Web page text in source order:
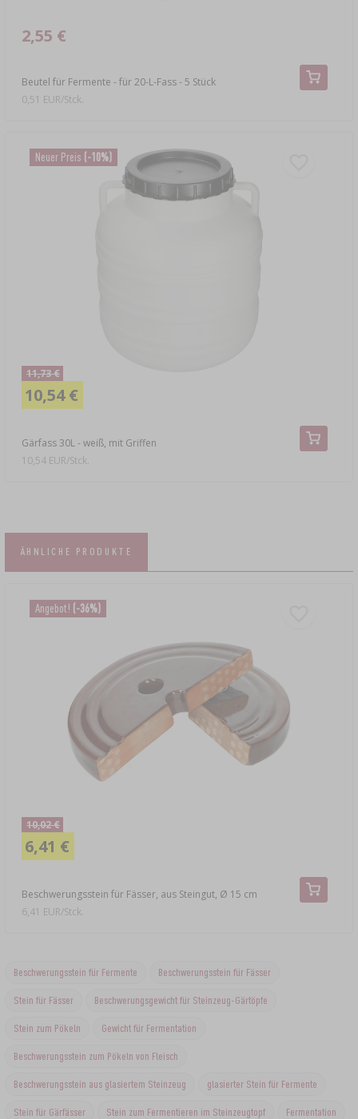
Beutel für Fermente - für 20-L-Fass - 5 Stück
2,55 €
0,51 EUR/Stck.
Neuer Preis (-10%)
Gärfass 30L - weiß, mit Griffen
11,73 €
10,54 €
10,54 EUR/Stck.
ÄHNLICHE PRODUKTE
Angebot! (-36%)
Beschwerungsstein für Fässer, aus Steingut, Ø 15 cm
10,02 €
6,41 €
6,41 EUR/Stck.
Beschwerungsstein für Fermente Beschwerungsstein für Fässer
Stein für Fässer Beschwerungsgewicht für Steinzeug-Gärtöpfe
Stein zum Pökeln Gewicht für Fermentation
Beschwerungsstein zum Pökeln von Fleisch
Beschwerungsstein aus glasiertem Steinzeug glasierter Stein für Fermente
Stein für Gärfässer Stein zum Fermentieren im Steinzeugtopf Fermentation